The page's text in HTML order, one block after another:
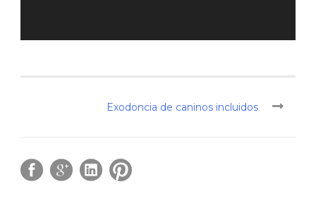
Exodoncia de caninos incluidos